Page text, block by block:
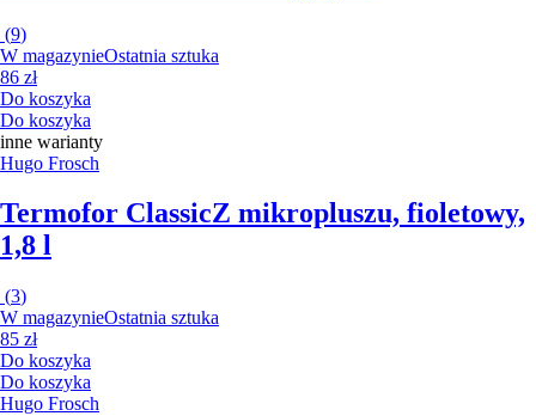
(9)
W magazynieOstatnia sztuka
86 zł
Do koszyka
Do koszyka
inne warianty
Hugo Frosch
Termofor ClassicZ mikropluszu, fioletowy,
1,8 l
(3)
W magazynieOstatnia sztuka
85 zł
Do koszyka
Do koszyka
Hugo Frosch